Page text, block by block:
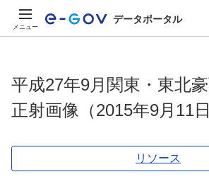
メニュー
データポータル
平成27年9月関東・東北
正射画像（2015年9月11
リソース